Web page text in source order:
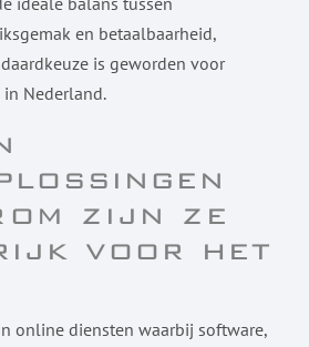
en betaalbaarheid,
is geworden voor
Nederland.
zijn ze
voor het
online diensten waarbij software,